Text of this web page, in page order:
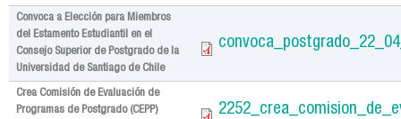
Convoca a Elección para Miembros
del Estamento Estudiantil en el
Consejo Superior de Postgrado de la
Universidad de Santiago de Chile
Crea Comisión de Evaluación de
Programas de Postgrado (CEPP)